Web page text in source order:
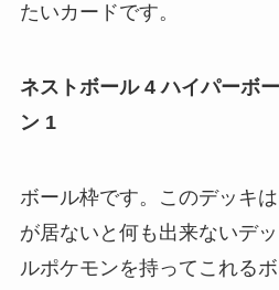
たいカードです。
ネストボール 4 ハイパーボ
ン 1
ボール枠です。このデッキ
が居ないと何も出来ないデ
ルポケモンを持ってこれる